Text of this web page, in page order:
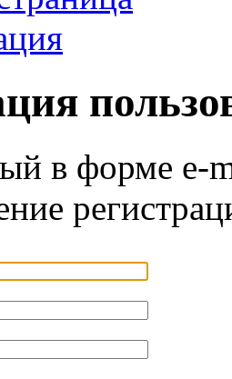
в форме e-